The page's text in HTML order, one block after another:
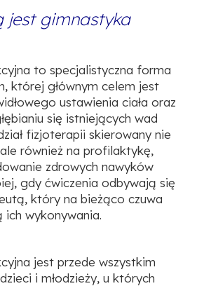
jest gimnastyka
to specjalistyczna forma
której głównym celem jest
ustawienia ciała oraz
się istniejących wad
fizjoterapii skierowany nie
również na profilaktykę,
zdrowych nawyków
gdy ćwiczenia odbywają się
który na bieżąco czuwa
ich wykonywania.
jest przede wszystkim
i młodzieży, u których